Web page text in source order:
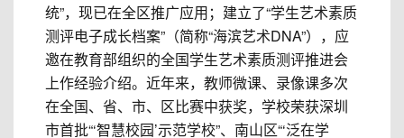
统”，现已在全区推广应用；建立了“学生艺术素质
测评电子成长档案”（简称“海滨艺术DNA”），应
邀在教育部组织的全国学生艺术素质测评推进会
上作经验介绍。近年来，教师微课、录像课多次
在全国、省、市、区比赛中获奖，学校荣获深圳
市首批“‘智慧校园’示范学校”、南山区“‘泛在学